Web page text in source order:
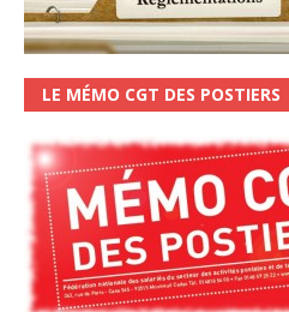
LE MÉMO CGT DES POSTIERS